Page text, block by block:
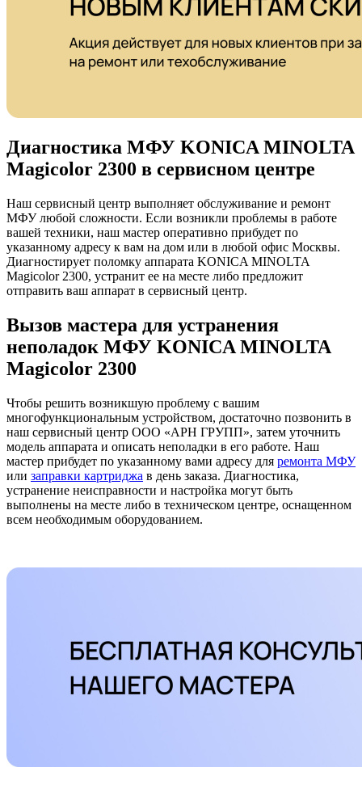
Диагностика МФУ KONICA MINOLTA
Magicolor 2300 в сервисном центре
Наш сервисный центр выполняет обслуживание и ремонт
МФУ любой сложности. Если возникли проблемы в работе
вашей техники, наш мастер оперативно прибудет по
указанному адресу к вам на дом или в любой офис Москвы.
Диагностирует поломку аппарата KONICA MINOLTA
Magicolor 2300, устранит ее на месте либо предложит
отправить ваш аппарат в сервисный центр.
Вызов мастера для устранения
неполадок МФУ KONICA MINOLTA
Magicolor 2300
Чтобы решить возникшую проблему с вашим
многофункциональным устройством, достаточно позвонить в
наш сервисный центр ООО «АРН ГРУПП», затем уточнить
модель аппарата и описать неполадки в его работе. Наш
мастер прибудет по указанному вами адресу для ремонта МФУ
или заправки картриджа в день заказа. Диагностика,
устранение неисправности и настройка могут быть
выполнены на месте либо в техническом центре, оснащенном
всем необходимым оборудованием.